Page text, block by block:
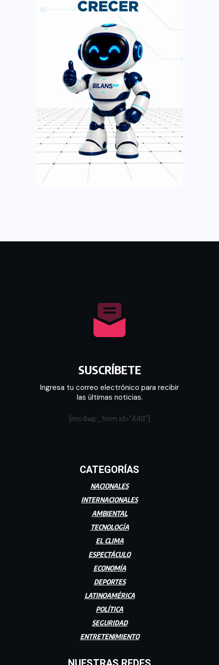
SUSCRÍBETE
Ingresa tu correo electrónico para recibir
las últimas noticias.
[mc4wp_form id="448"]
CATEGORÍAS
NACIONALES
INTERNACIONALES
AMBIENTAL
TECNOLOGÍA
EL CLIMA
ESPECTÁCULO
ECONOMÍA
DEPORTES
LATINOAMÉRICA
POLÍTICA
SEGURIDAD
ENTRETENIMIENTO